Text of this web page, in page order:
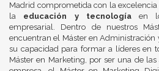
Madrid comprometida con la
la educación y tecnologíaen
empresarial. Dentro de nuestros
encuentran el Máster en Administración
su capacidad para formar a líderes en
Máster en Marketing, por ser una de